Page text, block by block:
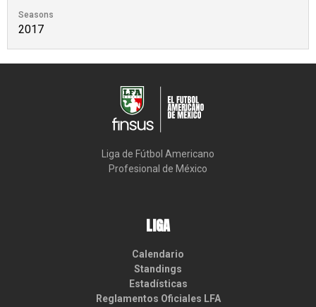
Seasons
2017
Liga de Fútbol Americano
Profesional de México
LIGA
Calendario
Standings
Estadísticas
Reglamentos Oficiales LFA